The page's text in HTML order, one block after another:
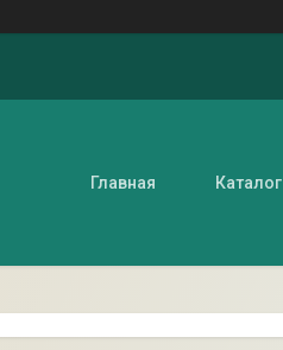
Главная Каталог